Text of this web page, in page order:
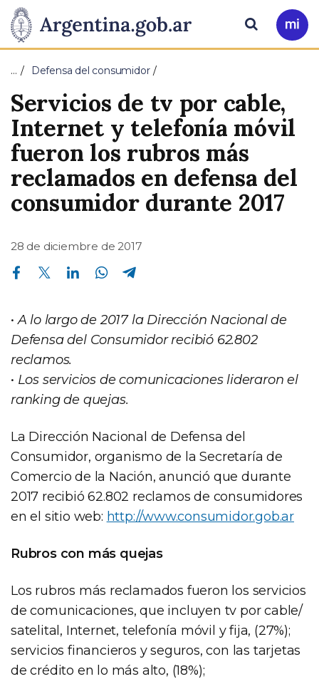
Presidencia
de
la
Nación
Pasar al contenido principal
Ir
a
Buscar
… Defensa del consumidor
Servicios de tv por cable,
Internet y telefonía móvil
fueron los rubros más
reclamados en defensa del
consumidor durante 2017
28 de diciembre de 2017
Compartir en Facebook Compartir en Twitter Compartir en Linkedin Compartir en Whatsapp
•A lo largo de 2017 la Dirección Nacional de
Defensa del Consumidor recibió 62.802
reclamos.
• Los servicios de comunicaciones lideraron el
ranking de quejas.
La Dirección Nacional de Defensa del
Consumidor, organismo de la Secretaría de
Comercio de la Nación, anunció que durante
2017 recibió 62.802 reclamos de consumidores
en el sitio web: http://www.consumidor.gob.ar
Rubros con más quejas
Los rubros más reclamados fueron los servicios
de comunicaciones, que incluyen tv por cable/
satelital, Internet, telefonía móvil y fija, (27%);
servicios financieros y seguros, con las tarjetas
de crédito en lo más alto, (18%);